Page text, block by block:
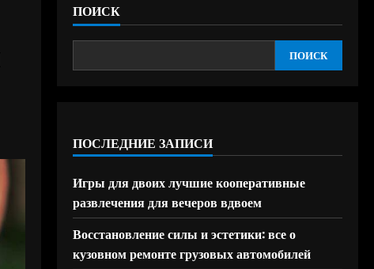
ПОИСК
ПОИСК
ПОСЛЕДНИЕ ЗАПИСИ
Игры для двоих лучшие кооперативные
развлечения для вечеров вдвоем
Восстановление силы и эстетики: все о
кузовном ремонте грузовых автомобилей